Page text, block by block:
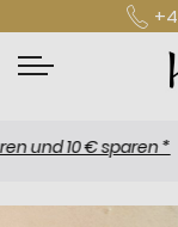
10 € sparen *